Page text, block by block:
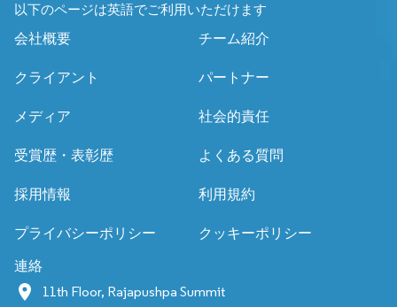
以下のページは英語でご利用いただけます
会社概要
チーム紹介
クライアント パートナー
メディア 社会的責任
受賞歴・表彰歴 よくある質問
採用情報 利用規約
プライバシーポリシー クッキーポリシー
連絡
11th Floor, Rajapushpa Summit